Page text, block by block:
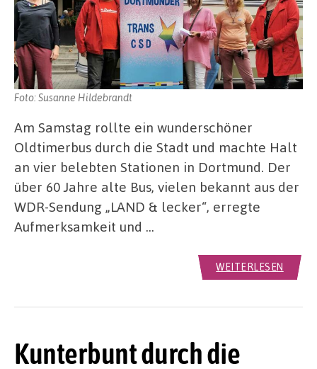
Foto: Susanne Hildebrandt
Am Samstag rollte ein wunderschöner
Oldtimerbus durch die Stadt und machte Halt
an vier belebten Stationen in Dortmund. Der
über 60 Jahre alte Bus, vielen bekannt aus der
WDR-Sendung „LAND & lecker“, erregte
Aufmerksamkeit und …
WEITERLESEN
Kunterbunt durch die